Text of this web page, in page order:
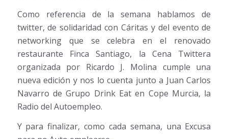
Como referencia de la semana hablamos de
twitter, de solidaridad con Cáritas y del evento de
networking que se celebra en el renovado
restaurante Finca Santiago, la Cena Twittera
organizada por Ricardo J. Molina cumple una
nueva edición y nos lo cuenta junto a Juan Carlos
Navarro de Grupo Drink Eat en Cope Murcia, la
Radio del Autoempleo.
Y para finalizar, como cada semana, una Excusa